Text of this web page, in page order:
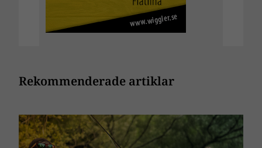
Rekommenderade artiklar